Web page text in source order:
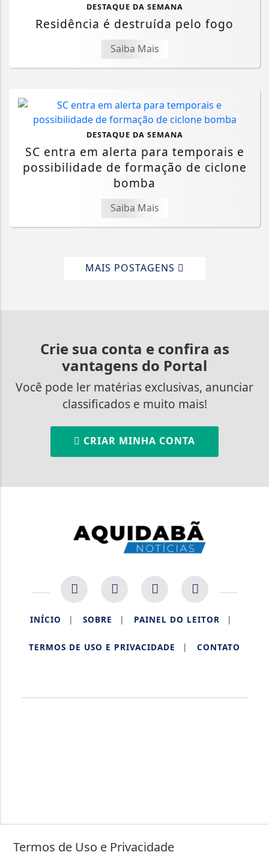
DESTAQUE DA SEMANA
Residência é destruída pelo fogo
Saiba Mais
DESTAQUE DA SEMANA
SC entra em alerta para temporais e
possibilidade de formação de ciclone
bomba
Saiba Mais
MAIS POSTAGENS
Crie sua conta e confira as
vantagens do Portal
Você pode ler matérias exclusivas, anunciar
classificados e muito mais!
CRIAR MINHA CONTA
INÍCIO | SOBRE | PAINEL DO LEITOR |
TERMOS DE USO E PRIVACIDADE | CONTATO
Termos de Uso e Privacidade